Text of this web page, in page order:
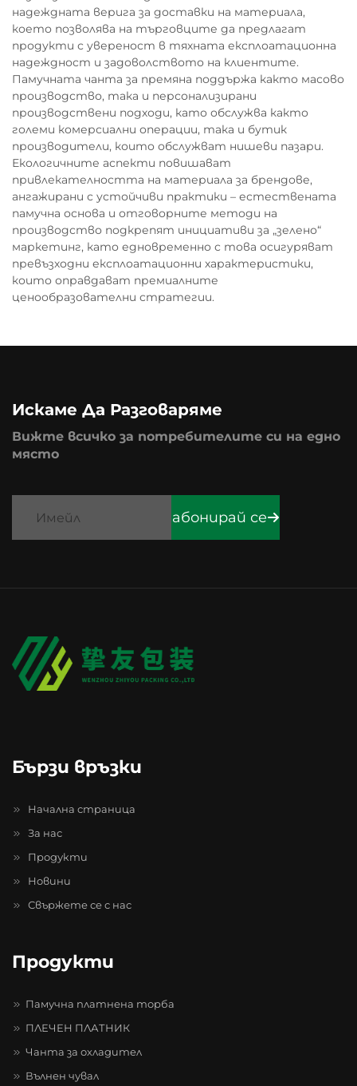
надеждната верига за доставки на материала,
което позволява на търговците да предлагат
продукти с увереност в тяхната експлоатационна
надеждност и задоволството на клиентите.
Памучната чанта за премяна поддържа както масово
производство, така и персонализирани
производствени подходи, като обслужва както
големи комерсиални операции, така и бутик
производители, които обслужват нишеви пазари.
Екологичните аспекти повишават
привлекателността на материала за брендове,
ангажирани с устойчиви практики – естествената
памучна основа и отговорните методи на
производство подкрепят инициативи за „зелено“
маркетинг, като едновременно с това осигуряват
превъзходни експлоатационни характеристики,
които оправдават премиалните
ценообразователни стратегии.
Искаме Да Разговаряме
Вижте всичко за потребителите си на едно
място
абонирай се
Бързи връзки
Начална страница
За нас
Продукти
Новини
Свържете се с нас
Продукти
Памучна платнена торба
ПЛЕЧЕН ПЛАТНИК
Чанта за охладител
Вълнен чувал